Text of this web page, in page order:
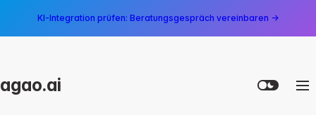
KI-Integration prüfen: Beratungsgespräch vereinbaren →
agao.ai